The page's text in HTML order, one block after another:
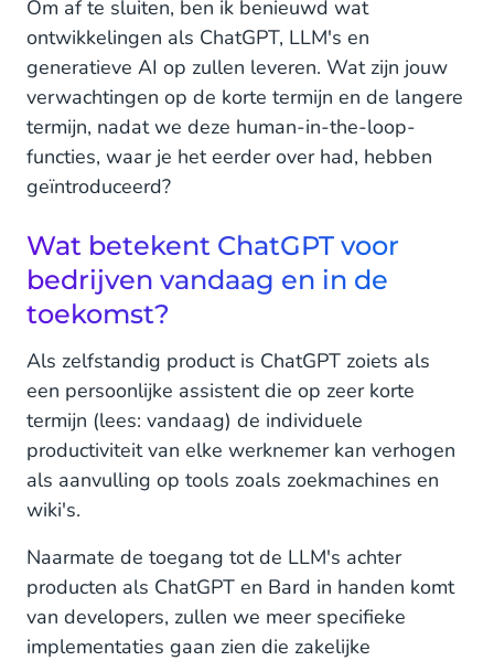
Om af te sluiten, ben ik benieuwd wat
ontwikkelingen als ChatGPT, LLM's en
generatieve AI op zullen leveren. Wat zijn jouw
verwachtingen op de korte termijn en de langere
termijn, nadat we deze human-in-the-loop-
functies, waar je het eerder over had, hebben
geïntroduceerd?
Wat betekent ChatGPT voor
bedrijven vandaag en in de
toekomst?
Als zelfstandig product is ChatGPT zoiets als
een persoonlijke assistent die op zeer korte
termijn (lees: vandaag) de individuele
productiviteit van elke werknemer kan verhogen
als aanvulling op tools zoals zoekmachines en
wiki's.
Naarmate de toegang tot de LLM's achter
producten als ChatGPT en Bard in handen komt
van developers, zullen we meer specifieke
implementaties gaan zien die zakelijke